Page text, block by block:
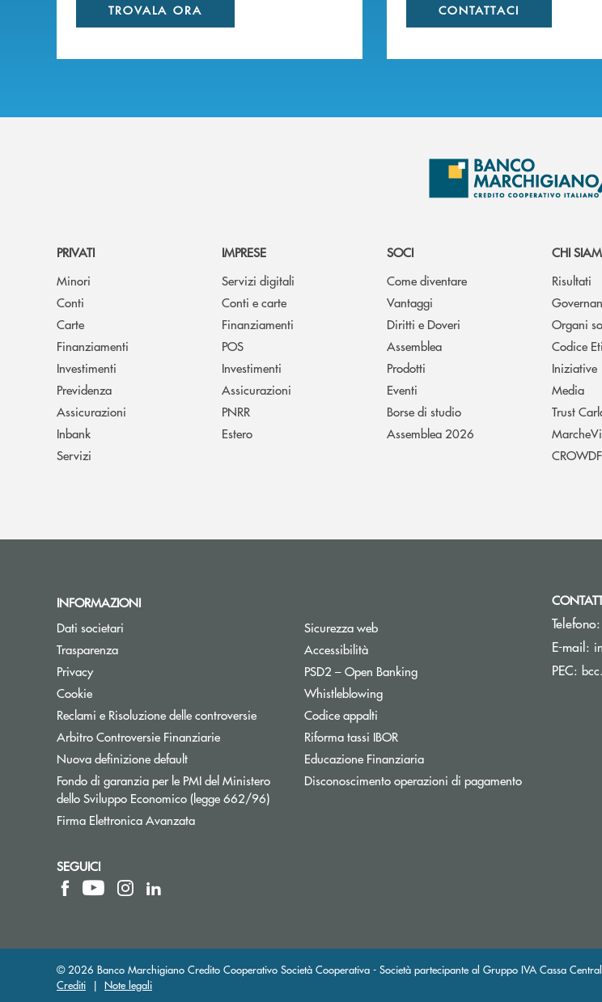
TROVALA ORA CONTATTACI
PRIVATI
Minori
Conti
Carte
Finanziamenti
Investimenti
Previdenza
Assicurazioni
Inbank
Servizi
IMPRESE
Servizi digitali
Conti e carte
Finanziamenti
POS
Investimenti
Assicurazioni
PNRR
Estero
SOCI
Come diventare
Vantaggi
Diritti e Doveri
Assemblea
Prodotti
Eventi
Borse di studio
Assemblea 2026
CHI
Risultati
Organi
Codice
Iniziative
Media
Trust
INFORMAZIONI
Dati societari
Trasparenza
PrivacyApre una nuova finestra
Cookie
Reclami e Risoluzione delle controversie
Arbitro Controversie FinanziarieApre una nuova finestra
Nuova definizione default
Fondo di garanzia per le PMI del Ministero
dello Sviluppo Economico (legge 662/96)Apre una nuova finestra
Firma Elettronica Avanzata
Sicurezza web
Accessibilità
PSD2 – Open BankingApre una nuova finestra
Whistleblowing
Codice appalti
Riforma tassi IBORApre una nuova finestra
Educazione Finanziaria
Disconoscimento operazioni di pagamento
Telefono:
E-mail:
PEC:
SEGUICI
© 2026 Banco Marchigiano Credito Cooperativo Società Cooperativa - Società partecipante al Gruppo IVA Cassa
Crediti | Note legali